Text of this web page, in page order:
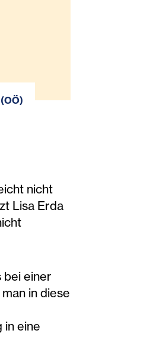
nicht
Lisa Erda
bei einer
in diese
in eine